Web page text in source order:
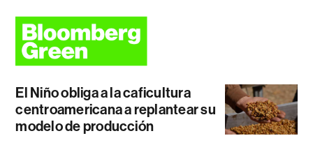
El Niño obliga a la caficultura
centroamericana a replantear su
modelo de producción